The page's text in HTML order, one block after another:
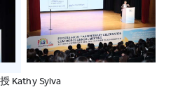
Kathy Sylva